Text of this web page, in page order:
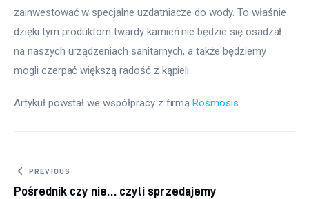
zainwestować w specjalne uzdatniacze do wody. To właśnie
dzięki tym produktom twardy kamień nie będzie się osadzał
na naszych urządzeniach sanitarnych, a także będziemy
mogli czerpać większą radość z kąpieli.
Artykuł powstał we współpracy z firmą Rosmosis
Nawigacja wpisu
PREVIOUS
Pośrednik czy nie… czyli sprzedajemy